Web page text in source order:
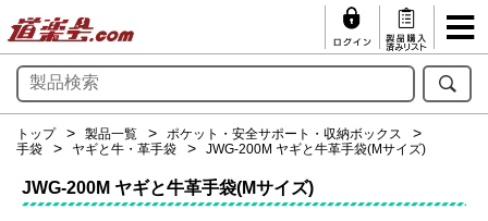
トップ 製品一覧
ポケット・安全サポート・収納ボックス
手袋
ヤギと牛・革手袋 JWG-200M ヤギと牛革手袋(Mサイズ)
JWG-200M ヤギと牛革手袋(Mサイズ)